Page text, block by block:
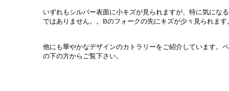
いずれもシルバー表面に小キズが見られますが、特に気にな
ではありません。。Bのフォークの先にキズが少々見られます
他にも華やかなデザインのカトラリーをご紹介しています。
の下の方からご覧下さい。